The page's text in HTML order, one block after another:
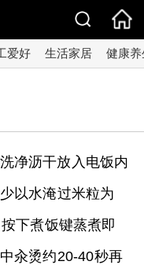
爱好 生活家居 健康养
净沥干放入电饭内
以水淹过米粒为
下煮饭键蒸煮即
汆烫约20-40秒再